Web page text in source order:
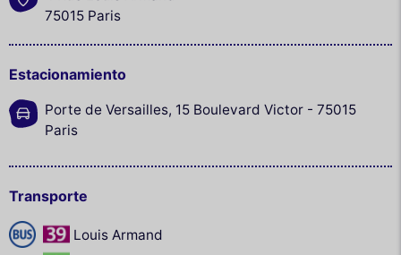
75015 Paris
Estacionamiento
Porte de Versailles, 15 Boulevard Victor - 75015
Paris
Transporte
Louis Armand